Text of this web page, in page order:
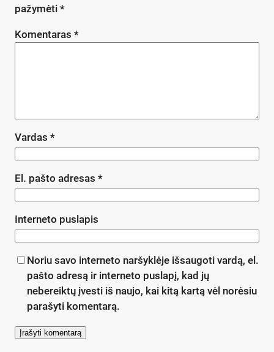
pažymėti *
Komentaras *
Vardas *
El. pašto adresas *
Interneto puslapis
Noriu savo interneto naršyklėje išsaugoti vardą, el.
pašto adresą ir interneto puslapį, kad jų
nebereiktų įvesti iš naujo, kai kitą kartą vėl norėsiu
parašyti komentarą.